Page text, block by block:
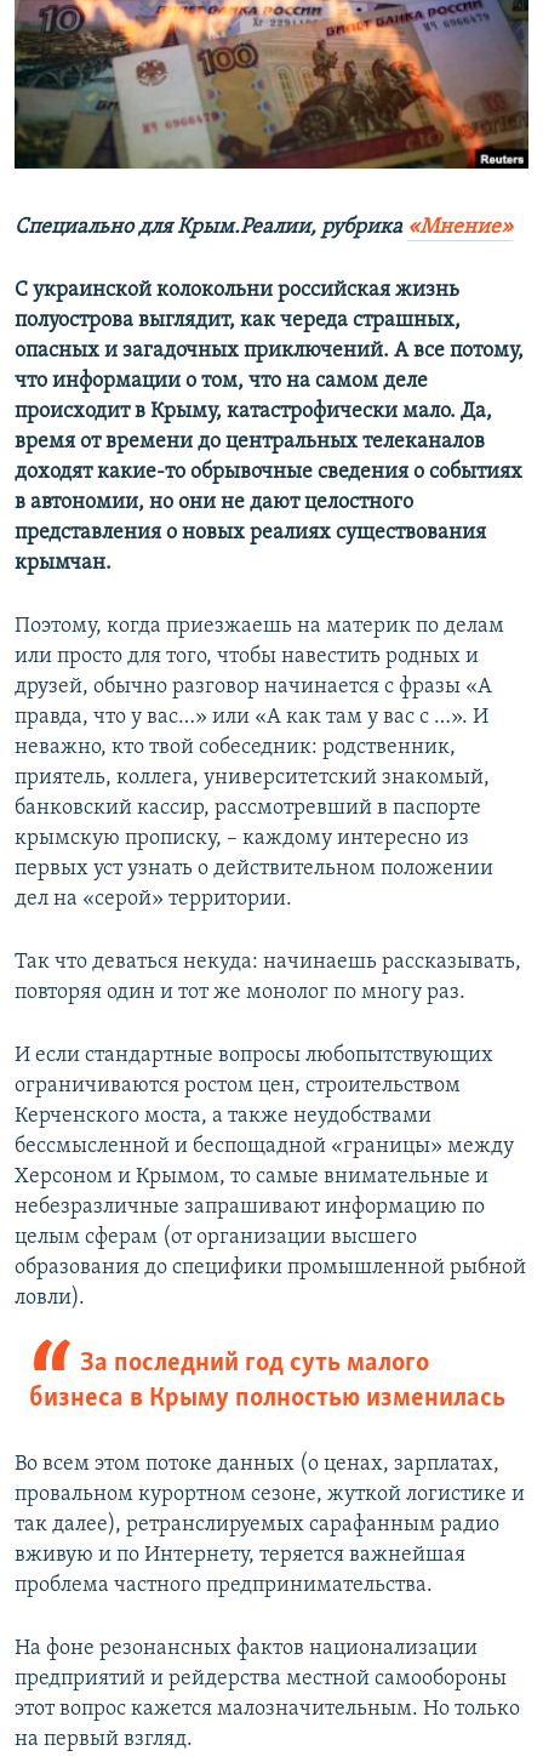
ПОБЕДИТЕЛЕЙ НЕ СУДЯТ?
КРЫМ.НЕПОКОРЕННЫЙ
ELIFBE
УКРАИНСКАЯ ПРОБЛЕМА КРЫМА
ПРИСОЕДИНЯЙТЕСЬ!
Специально для Крым.Реалии, рубрика «Мнение»
С украинской колокольни российская жизнь
полуострова выглядит, как череда страшных,
опасных и загадочных приключений. А все потому,
что информации о том, что на самом деле
происходит в Крыму, катастрофически мало. Да,
время от времени до центральных телеканалов
доходят какие-то обрывочные сведения о событиях
в автономии, но они не дают целостного
представления о новых реалиях существования
крымчан.
Поэтому, когда приезжаешь на материк по делам
или просто для того, чтобы навестить родных и
друзей, обычно разговор начинается с фразы «А
правда, что у вас…» или «А как там у вас с …». И
неважно, кто твой собеседник: родственник,
приятель, коллега, университетский знакомый,
банковский кассир, рассмотревший в паспорте
крымскую прописку, – каждому интересно из
первых уст узнать о действительном положении
дел на «серой» территории.
Так что деваться некуда: начинаешь рассказывать,
повторяя один и тот же монолог по многу раз.
И если стандартные вопросы любопытствующих
ограничиваются ростом цен, строительством
Керченского моста, а также неудобствами
бессмысленной и беспощадной «границы» между
Херсоном и Крымом, то самые внимательные и
небезразличные запрашивают информацию по
целым сферам (от организации высшего
образования до специфики промышленной рыбной
ловли).
За последний год суть малого
бизнеса в Крыму полностью изменилась
Во всем этом потоке данных (о ценах, зарплатах,
провальном курортном сезоне, жуткой логистике и
так далее), ретранслируемых сарафанным радио
вживую и по Интернету, теряется важнейшая
проблема частного предпринимательства.
На фоне резонансных фактов национализации
предприятий и рейдерства местной самообороны
этот вопрос кажется малозначительным. Но только
на первый взгляд.